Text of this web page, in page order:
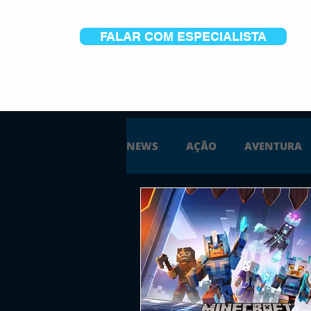
FALAR COM ESPECIALISTA
NEWS AÇÃO AVENTURA
ESTRATÉGIA SIMULAÇÃO
PS5 XBOX ONE